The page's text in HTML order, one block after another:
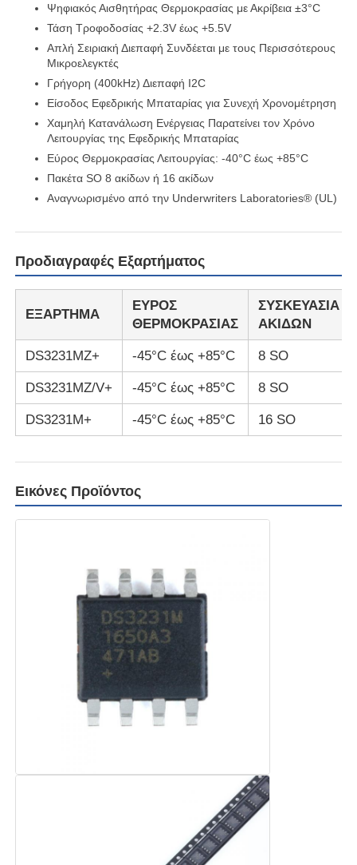
Υποθέσεις
Φύλακας πύλης προγραμματισμού πεδίου FPGA
Μονάδα μικροελεγκτών MCU
MPU IC
ΚΑΠΚΑΠΚΑ
Ανιχνευτής θερμότητας υπέρυθρου
Τσιπ μνήμης DRAM
Τσιπ PSRAM
Τσιπ SRAM
Χωρίς φλας
Ψηφιακός Αισθητήρας Θερμοκρασίας με Ακρίβεια ±3°C
Τάση Τροφοδοσίας +2.3V έως +5.5V
Απλή Σειριακή Διεπαφή Συνδέεται με τους Περισσότερους
Μικροελεγκτές
Γρήγορη (400kHz) Διεπαφή I2C
Είσοδος Εφεδρικής Μπαταρίας για Συνεχή Χρονομέτρηση
Χαμηλή Κατανάλωση Ενέργειας Παρατείνει τον Χρόνο
Λειτουργίας της Εφεδρικής Μπαταρίας
Εύρος Θερμοκρασίας Λειτουργίας: -40°C έως +85°C
Πακέτα SO 8 ακίδων ή 16 ακίδων
Αναγνωρισμένο από την Underwriters Laboratories® (UL)
Προδιαγραφές Εξαρτήματος
ΕΞΑΡΤΗΜΑ
ΕΥΡΟΣ
ΘΕΡΜΟΚΡΑΣΙΑΣ
ΣΥΣΚΕΥΑΣΙΑ
ΑΚΙΔΩΝ
DS3231MZ+ -45°C έως +85°C 8 SO
DS3231MZ/V+ -45°C έως +85°C 8 SO
DS3231M+ -45°C έως +85°C 16 SO
Εικόνες Προϊόντος